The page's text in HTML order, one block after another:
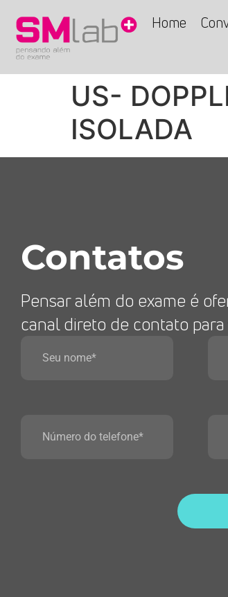
Home
US-
ISOLADA
Contatos
Pensar além do exame é
canal direto de contato para